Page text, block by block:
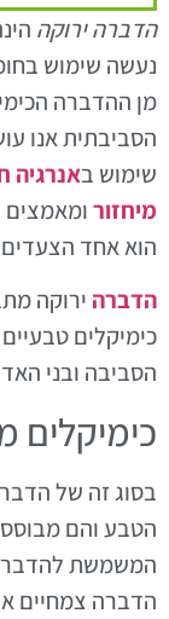
הדברה ירוקה
נעשה שימוש
מן ההדברה
הסביבתית אנו
שימוש באנרגיה
מיחזורומאמצים
הוא אחד הצעדים
הדברה ירוקה
כימיקלים
הסביבה ובני
כימיקלים
בסוג זה של
הטבע והם
המשמשת להדברה
הדברה צמחיים